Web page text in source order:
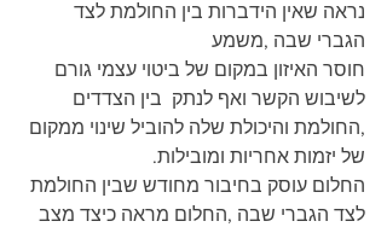
נראה שאין הידברות בין החולמת לצד
הגברי שבה ,משמע
חוסר האיזון במקום של ביטוי עצמי גורם
לשיבוש הקשר ואף לנתק  בין הצדדים
,החולמת והיכולת שלה להוביל שינוי ממקום
של יזמות אחריות ומובילות.
החלום עוסק בחיבור מחודש שבין החולמת
לצד הגברי שבה ,החלום מראה כיצד מצב